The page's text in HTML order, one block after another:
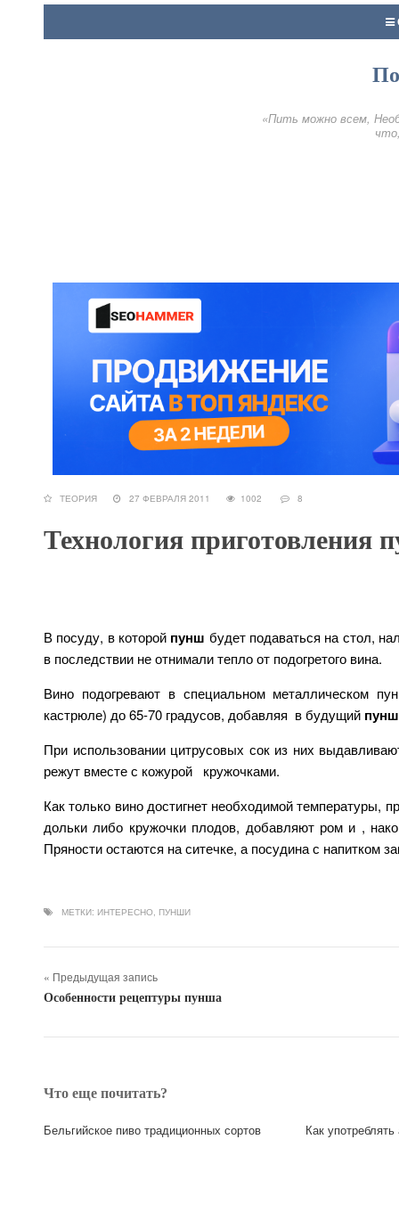
«Пить можно всем,
ТЕОРИЯ 27 ФЕВРАЛЯ 2011 1002 8
Технология приготовления
В посуду, в которой пунш будет подаваться на стол,
в последствии не отнимали тепло от подогретого вина.
Вино подогревают в специальном металлическом
кастрюле) до 65-70 градусов, добавляя в будущий пунш
При использовании цитрусовых сок из них
режут вместе с кожурой кружочками.
Как только вино достигнет необходимой температуры,
дольки либо кружочки плодов, добавляют ром и ,
Пряности остаются на ситечке, а посудина с напитком
МЕТКИ: ИНТЕРЕСНО ПУНШИ
« Предыдущая запись
Особенности рецептуры пунша
Что еще почитать?
Бельгийское пиво традиционных сортов Как